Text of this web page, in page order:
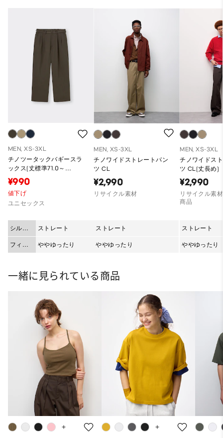
MEN, XS-3XL
チノツータックバギースラ
ックス(丈標準71.0～
75.0cm)
¥990
値下げ
ユニセックス
シルエ
ット
ストレート
フィッ
ト
ややゆったり
MEN, XS-3XL
チノワイドストレートパン
ツ CL
¥2,990
リサイクル素材
ストレート
ややゆったり
MEN, XS-3XL
チノワイドス
ツ CL(丈長め)
¥2,990
リサイクル素
商品
ストレート
ややゆったり
一緒に見られている商品